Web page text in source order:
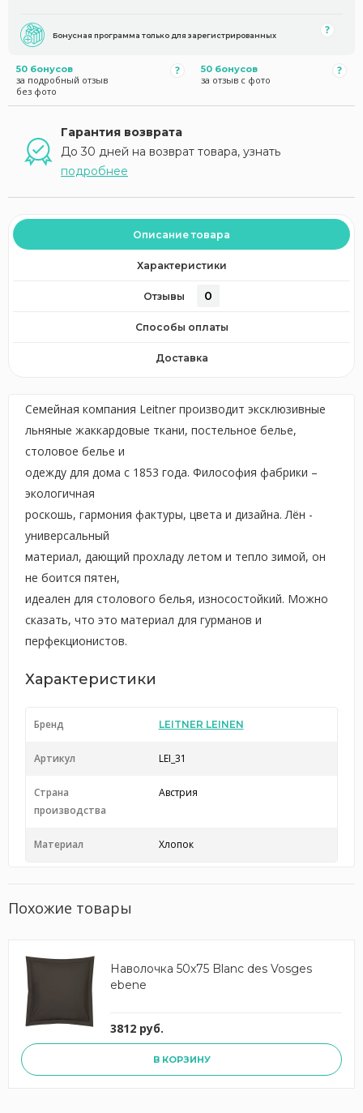
Бонусная программа только для зарегистрированных
50 бонусов
за подробный отзыв
без фото
50 бонусов
за отзыв с фото
Гарантия возврата
До 30 дней на возврат товара, узнать
подробнее
Описание товара
Характеристики
Отзывы 0
Способы оплаты
Доставка
Семейная компания Leitner производит эксклюзивные
льняные жаккардовые ткани, постельное белье,
столовое белье и
одежду для дома с 1853 года. Философия фабрики –
экологичная
роскошь, гармония фактуры, цвета и дизайна. Лён -
универсальный
материал, дающий прохладу летом и тепло зимой, он
не боится пятен,
идеален для столового белья, износостойкий. Можно
сказать, что это материал для гурманов и
перфекционистов.
Характеристики
Бренд LEITNER LEINEN
Артикул LEI_31
Страна
производства
Австрия
Материал Хлопок
Похожие товары
Наволочка 50x75 Blanc des Vosges
ebene
3812 руб.
В КОРЗИНУ